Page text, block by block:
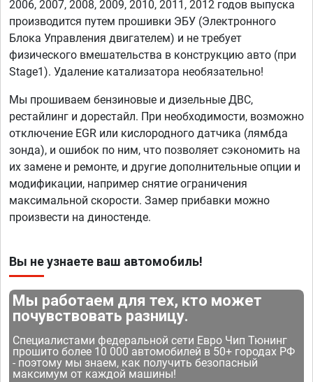
2006, 2007, 2008, 2009, 2010, 2011, 2012 годов выпуска
производится путем прошивки ЭБУ (Электронного
Блока Управления двигателем) и не требует
физического вмешательства в конструкцию авто (при
Stage1). Удаление катализатора необязательно!
Мы прошиваем бензиновые и дизельные ДВС,
рестайлинг и дорестайл. При необходимости, возможно
отключение EGR или кислородного датчика (лямбда
зонда), и ошибок по ним, что позволяет сэкономить на
их замене и ремонте, и другие дополнительные опции и
модификации, например снятие ограничения
максимальной скорости. Замер прибавки можно
произвести на диностенде.
Вы не узнаете ваш автомобиль!
Мы работаем для тех, кто может
почувствовать разницу.
Специалистами федеральной сети Евро Чип Тюнинг
прошито более 10 000 автомобилей в 50+ городах РФ
- поэтому мы знаем, как получить безопасный
максимум от каждой машины!